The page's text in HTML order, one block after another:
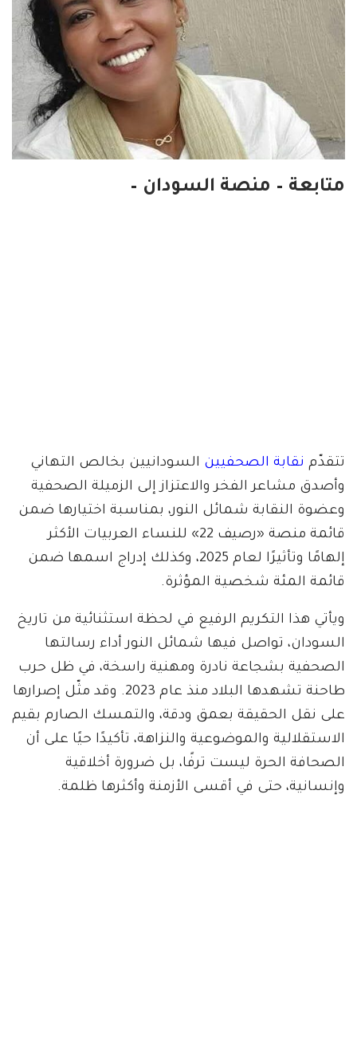
متابعة – منصة السودان –
تتقدّم نقابة الصحفيين السودانيين بخالص التهاني
وأصدق مشاعر الفخر والاعتزاز إلى الزميلة الصحفية
وعضوة النقابة شمائل النور، بمناسبة اختيارها ضمن
قائمة منصة «رصيف 22» للنساء العربيات الأكثر
إلهامًا وتأثيرًا لعام 2025، وكذلك إدراج اسمها ضمن
قائمة المئة شخصية المؤثرة.
ويأتي هذا التكريم الرفيع في لحظة استثنائية من تاريخ
السودان، تواصل فيها شمائل النور أداء رسالتها
الصحفية بشجاعة نادرة ومهنية راسخة، في ظل حرب
طاحنة تشهدها البلاد منذ عام 2023. وقد مثّل إصرارها
على نقل الحقيقة بعمق ودقة، والتمسك الصارم بقيم
الاستقلالية والموضوعية والنزاهة، تأكيدًا حيًا على أن
الصحافة الحرة ليست ترفًا، بل ضرورة أخلاقية
وإنسانية، حتى في أقسى الأزمنة وأكثرها ظلمة.